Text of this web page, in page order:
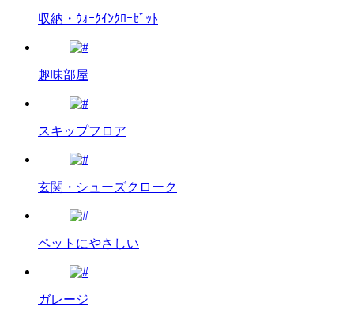
収納・ｳｫｰｸｲﾝｸﾛｰｾﾞｯﾄ
趣味部屋
スキップフロア
玄関・シューズクローク
ペットにやさしい
ガレージ